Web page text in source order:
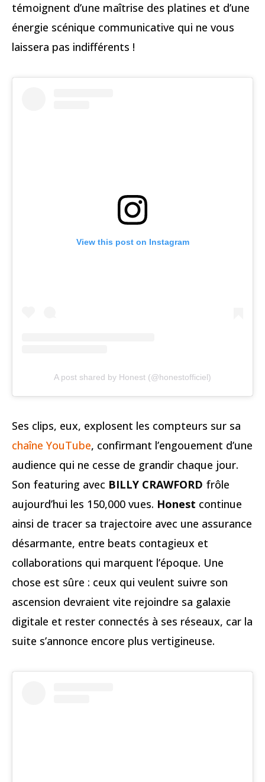
témoignent d’une maîtrise des platines et d’une
énergie scénique communicative qui ne vous
laissera pas indifférents !
View this post on Instagram
A post shared by Honest (@honestofficiel)
Ses clips, eux, explosent les compteurs sur sa
chaîne YouTube, confirmant l’engouement d’une
audience qui ne cesse de grandir chaque jour.
Son featuring avec BILLY CRAWFORD frôle
aujourd’hui les 150,000 vues. Honest continue
ainsi de tracer sa trajectoire avec une assurance
désarmante, entre beats contagieux et
collaborations qui marquent l’époque. Une
chose est sûre : ceux qui veulent suivre son
ascension devraient vite rejoindre sa galaxie
digitale et rester connectés à ses réseaux, car la
suite s’annonce encore plus vertigineuse.